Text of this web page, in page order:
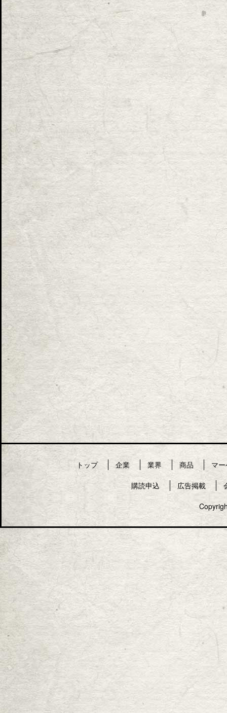
トップ 企業 業界 商品 マ
購読申込 広告掲載